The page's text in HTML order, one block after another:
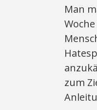
Man
zum